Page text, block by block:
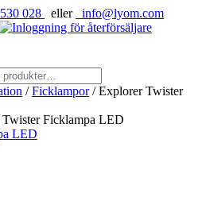
028 eller
info@lyom.com
/Ficklampor/ Explorer Twister
Ficklampa LED